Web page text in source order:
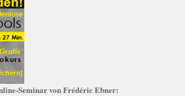
Seminar von Frédéric Ebner: